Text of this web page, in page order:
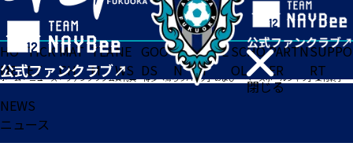
閉じる
HO
ME
TICK
ET
MAT
CH
TEA
M
NE
WS
GOO
DS
FA
N
ACADE
MY
SCHO
OL
PARTN
ER
SUPPO
RT
ホーム>ニュース>ファンクラブ会員特典「博多へ帰ろうバッグ」および 「ベースボールシャツ」受付終了のお知らせ
NEWS
ニュース